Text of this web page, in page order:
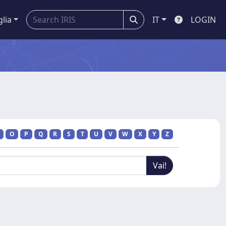
IT LOGIN
O P Q R S T U V W X Y Z